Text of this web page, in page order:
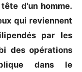
d’un homme.
qui reviennent
par les
des opérations
dans le